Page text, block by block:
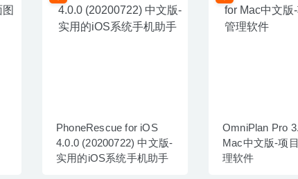
PhoneRescue for iOS
4.0.0 (20200722) 中文版-
实用的iOS系统手机助手
OmniPlan Pro
Mac中文版-项
理软件